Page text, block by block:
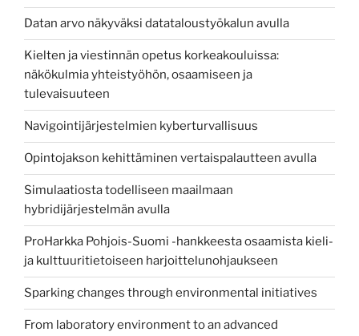
Datan arvo näkyväksi datataloustyökalun avulla
Kielten ja viestinnän opetus korkeakouluissa:
näkökulmia yhteistyöhön, osaamiseen ja
tulevaisuuteen
Navigointijärjestelmien kyberturvallisuus
Opintojakson kehittäminen vertaispalautteen avulla
Simulaatiosta todelliseen maailmaan
hybridijärjestelmän avulla
ProHarkka Pohjois-Suomi -hankkeesta osaamista kieli-
ja kulttuuritietoiseen harjoittelunohjaukseen
Sparking changes through environmental initiatives
From laboratory environment to an advanced